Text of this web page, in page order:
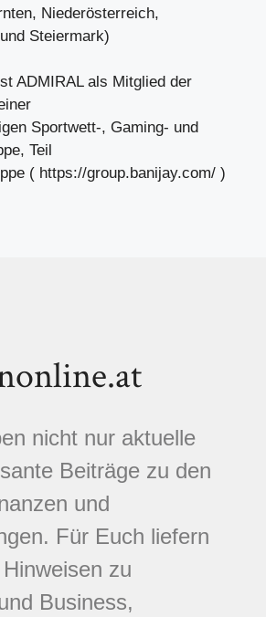
Niederösterreich,
Steiermark)
ADMIRAL als Mitglied der
Sportwett-, Gaming- und
Teil
( https://group.banijay.com/ )
nicht nur aktuelle
Beiträge zu den
und
Für Euch liefern
zu
Business,